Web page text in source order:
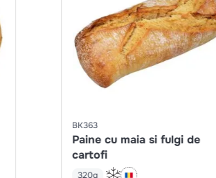
BK363
Paine cu maia si fulgi de
cartofi
320g